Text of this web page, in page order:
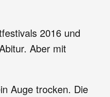
2016 und
Aber mit
Auge trocken. Die